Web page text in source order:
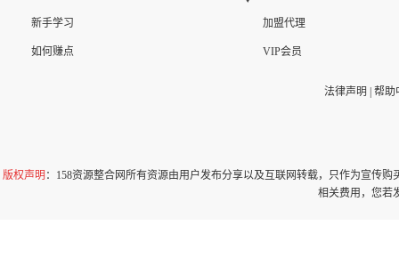
新手学习
如何赚点
加盟代理
VIP会员
法律声明 帮助
版权声明 ：158资源整合网所有资源由用户发布分享以及互联网转载，只作为宣传
相关费用，您若